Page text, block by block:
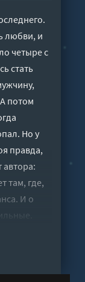
любви, и
четыре с
стать
потом
Но у
правда,
автора:
там, где,
И о